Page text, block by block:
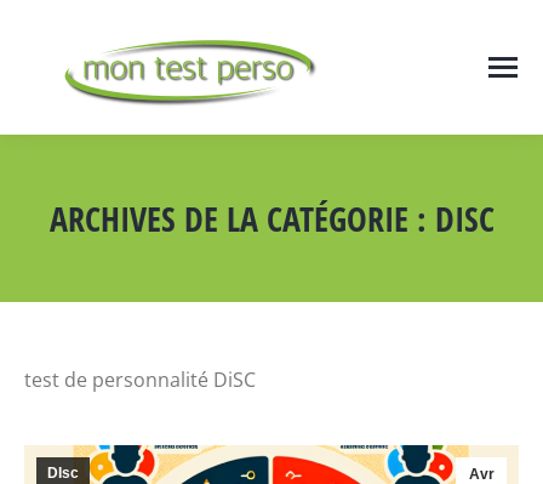
ARCHIVES DE LA CATÉGORIE : DISC
test de personnalité DiSC
Avr
DIsc